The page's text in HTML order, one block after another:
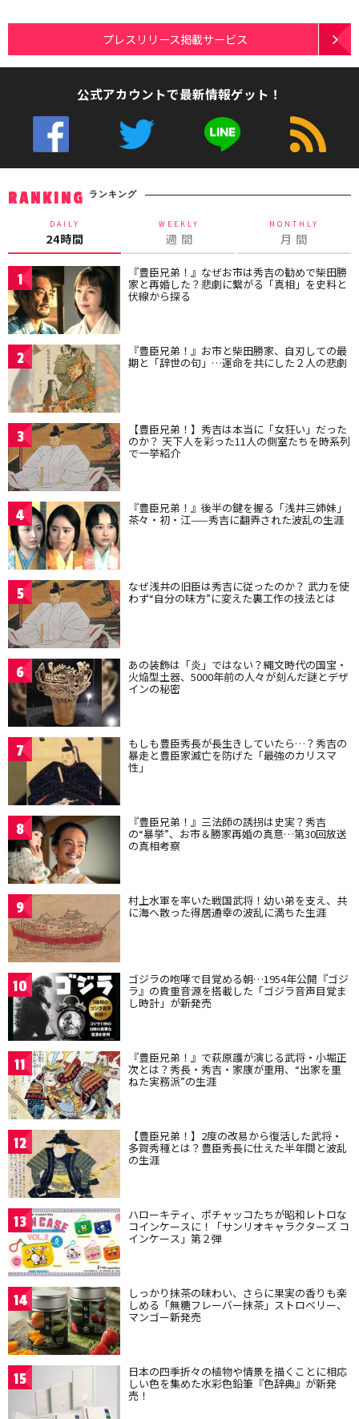
プレスリリース掲載サービス
公式アカウントで最新情報ゲット！
RANKING ランキング
DAILY
24時間
WEEKLY
週 間
MONTHLY
月 間
1 『豊臣兄弟！』なぜお市は秀吉の勧めで柴田勝
家と再婚した？悲劇に繋がる「真相」を史料と
伏線から探る
2 『豊臣兄弟！』お市と柴田勝家、自刃しての最
期と「辞世の句」…運命を共にした２人の悲劇
3 【豊臣兄弟！】秀吉は本当に「女狂い」だった
のか？ 天下人を彩った11人の側室たちを時系列
で一挙紹介
4 『豊臣兄弟！』後半の鍵を握る「浅井三姉妹」
茶々・初・江——秀吉に翻弄された波乱の生涯
5 なぜ浅井の旧臣は秀吉に従ったのか？ 武力を使
わず“自分の味方”に変えた裏工作の技法とは
6 あの装飾は「炎」ではない？縄文時代の国宝・
火焔型土器、5000年前の人々が刻んだ謎とデザ
インの秘密
7 もしも豊臣秀長が長生きしていたら…？秀吉の
暴走と豊臣家滅亡を防げた「最強のカリスマ
性」
8 『豊臣兄弟！』三法師の誘拐は史実？秀吉
の“暴挙”、お市＆勝家再婚の真意…第30回放送
の真相考察
9 村上水軍を率いた戦国武将！幼い弟を支え、共
に海へ散った得居通幸の波乱に満ちた生涯
10 ゴジラの咆哮で目覚める朝…1954年公開『ゴジ
ラ』の貴重音源を搭載した「ゴジラ音声目覚ま
し時計」が新発売
11 『豊臣兄弟！』で萩原護が演じる武将・小堀正
次とは？秀長・秀吉・家康が重用、“出家を重
ねた実務派”の生涯
12 【豊臣兄弟！】2度の改易から復活した武将・
多賀秀種とは？豊臣秀長に仕えた半年間と波乱
の生涯
13 ハローキティ、ポチャッコたちが昭和レトロな
コインケースに！「サンリオキャラクターズ コ
インケース」第２弾
14 しっかり抹茶の味わい、さらに果実の香りも楽
しめる「無糖フレーバー抹茶」ストロベリー、
マンゴー新発売
15 日本の四季折々の植物や情景を描くことに相応
しい色を集めた水彩色鉛筆『色辞典』が新発
売！